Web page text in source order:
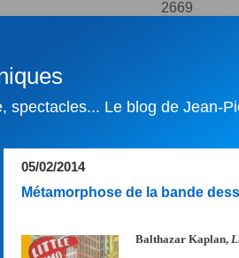
2669
spectacles... Le blog de Jean-
05/02/2014
Métamorphose de la bande
Balthazar Kaplan,